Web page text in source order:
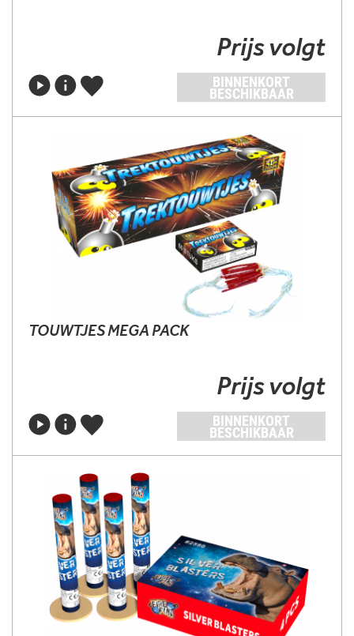
Prijs volgt
BINNENKORT
BESCHIKBAAR
TOUWTJES MEGA PACK
Prijs volgt
BINNENKORT
BESCHIKBAAR